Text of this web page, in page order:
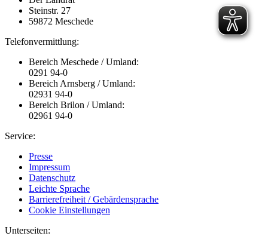
Steinstr. 27
59872 Meschede
Telefonvermittlung:
Bereich Meschede / Umland:
0291 94-0
Bereich Arnsberg / Umland:
02931 94-0
Bereich Brilon / Umland:
02961 94-0
Service:
Presse
Impressum
Datenschutz
Leichte Sprache
Barrierefreiheit / Gebärdensprache
Cookie Einstellungen
Unterseiten: